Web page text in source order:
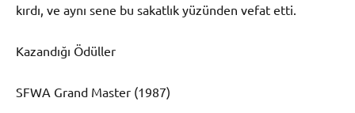
kırdı, ve aynı sene bu sakatlık yüzünden vefat etti.
Kazandığı Ödüller
SFWA Grand Master (1987)